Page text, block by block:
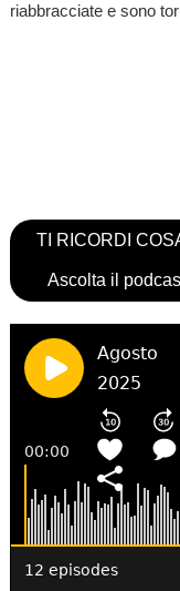
riabbracciate e sono
TI RICORDI
Ascolta il